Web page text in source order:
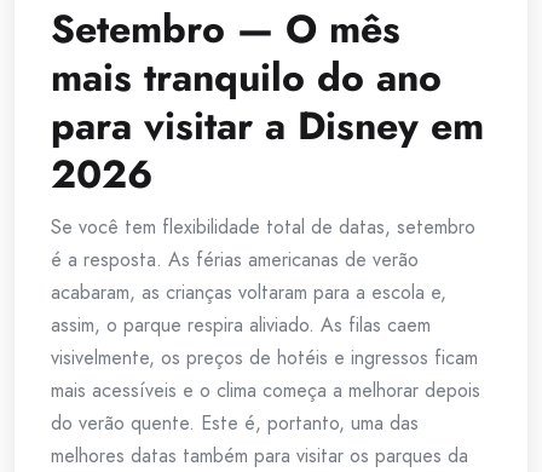
Setembro — O mês
mais tranquilo do ano
para visitar a Disney em
2026
Se você tem flexibilidade total de datas, setembro
é a resposta. As férias americanas de verão
acabaram, as crianças voltaram para a escola e,
assim, o parque respira aliviado. As filas caem
visivelmente, os preços de hotéis e ingressos ficam
mais acessíveis e o clima começa a melhorar depois
do verão quente. Este é, portanto, uma das
melhores datas também para visitar os parques da